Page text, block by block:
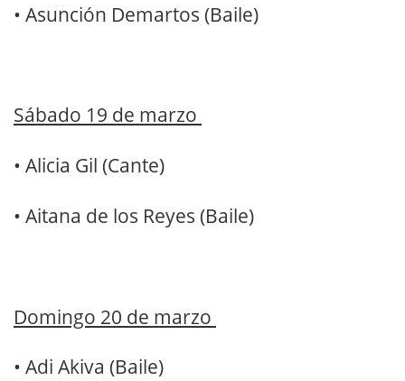
• Asunción Demartos (Baile)
Sábado 19 de marzo
• Alicia Gil (Cante)
• Aitana de los Reyes (Baile)
Domingo 20 de marzo
• Adi Akiva (Baile)